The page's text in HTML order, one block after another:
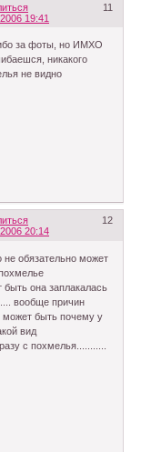
11
19:41
за фоты, но ИМХО
никакого
не видно
12
20:14
не обязательно может
быть она заплакалась
вообще причин
может быть почему у
вид
с похмелья...........